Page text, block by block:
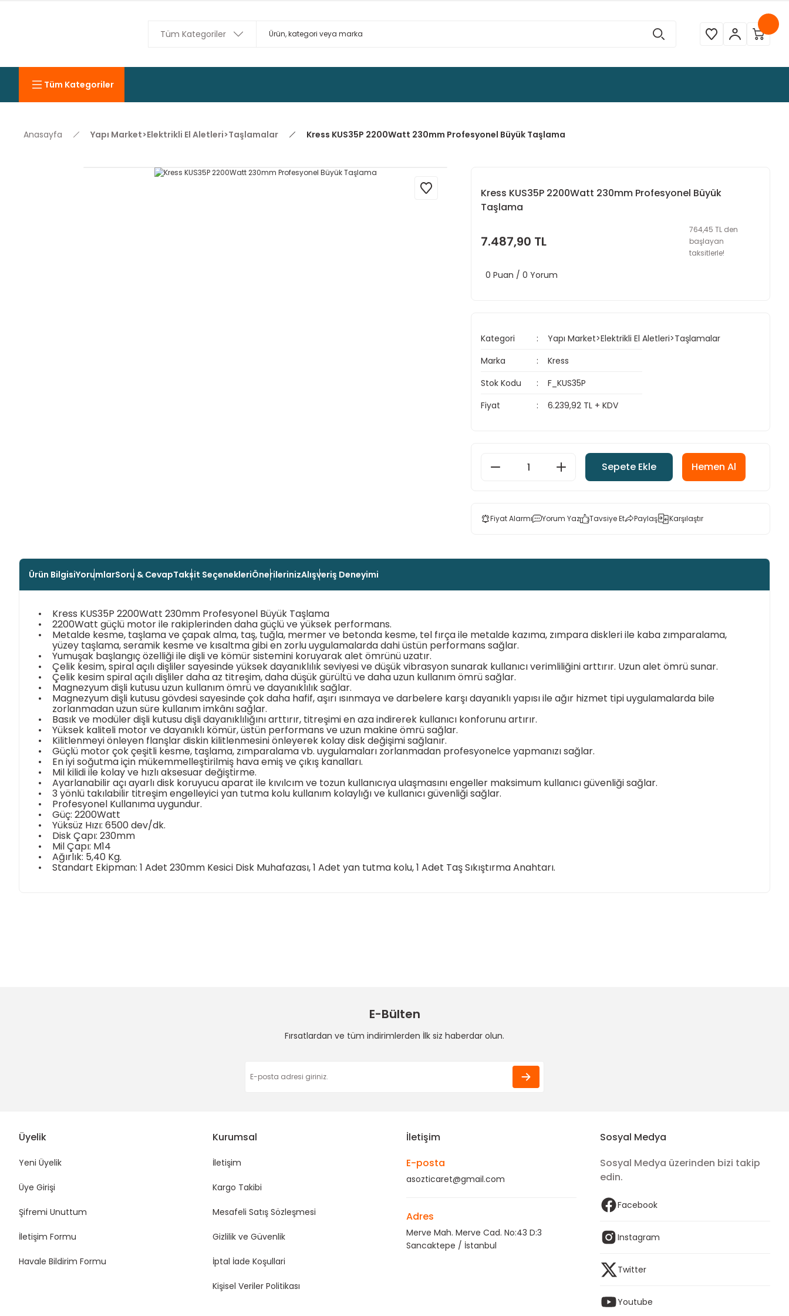
Tüm Kategoriler
Anasayfa Yapı Market>Elektrikli El Aletleri>Taşlamalar Kress KUS35P 2200Watt 230mm Profesyonel Büyük Taşlama
Kress KUS35P 2200Watt 230mm Profesyonel Büyük
Taşlama
7.487,90 TL
764,45 TL den
başlayan
taksitlerle!
0 Puan / 0 Yorum
Kategori
Yapı Market>Elektrikli El Aletleri>Taşlamalar
Marka
Kress
Stok Kodu
F_KUS35P
Fiyat
6.239,92 TL + KDV
Sepete Ekle Hemen Al
Fiyat Alarmı Yorum Yaz Tavsiye Et Paylaş Karşılaştır
Ürün BilgisiYorumlarSoru & CevapTaksit SeçenekleriÖnerilerinizAlışveriş Deneyimi
• Kress KUS35P 2200Watt 230mm Profesyonel Büyük Taşlama
• 2200Watt güçlü motor ile rakiplerinden daha güçlü ve yüksek performans.
• Metalde kesme, taşlama ve çapak alma, taş, tuğla, mermer ve betonda kesme, tel fırça ile metalde kazıma, zımpara diskleri ile kaba zımparalama,
yüzey taşlama, seramik kesme ve kısaltma gibi en zorlu uygulamalarda dahi üstün performans sağlar.
• Yumuşak başlangıç özelliği ile dişli ve kömür sistemini koruyarak alet ömrünü uzatır.
• Çelik kesim, spiral açılı dişliler sayesinde yüksek dayanıklılık seviyesi ve düşük vibrasyon sunarak kullanıcı verimliliğini arttırır. Uzun alet ömrü sunar.
• Çelik kesim spiral açılı dişliler daha az titreşim, daha düşük gürültü ve daha uzun kullanım ömrü sağlar.
• Magnezyum dişli kutusu uzun kullanım ömrü ve dayanıklılık sağlar.
• Magnezyum dişli kutusu gövdesi sayesinde çok daha hafif, aşırı ısınmaya ve darbelere karşı dayanıklı yapısı ile ağır hizmet tipi uygulamalarda bile
zorlanmadan uzun süre kullanım imkânı sağlar.
• Basık ve modüler dişli kutusu dişli dayanıklılığını arttırır, titreşimi en aza indirerek kullanıcı konforunu artırır.
• Yüksek kaliteli motor ve dayanıklı kömür, üstün performans ve uzun makine ömrü sağlar.
• Kilitlenmeyi önleyen flanşlar diskin kilitlenmesini önleyerek kolay disk değişimi sağlanır.
• Güçlü motor çok çeşitli kesme, taşlama, zımparalama vb. uygulamaları zorlanmadan profesyonelce yapmanızı sağlar.
• En iyi soğutma için mükemmelleştirilmiş hava emiş ve çıkış kanalları.
• Mil kilidi ile kolay ve hızlı aksesuar değiştirme.
• Ayarlanabilir açı ayarlı disk koruyucu aparat ile kıvılcım ve tozun kullanıcıya ulaşmasını engeller maksimum kullanıcı güvenliği sağlar.
• 3 yönlü takılabilir titreşim engelleyici yan tutma kolu kullanım kolaylığı ve kullanıcı güvenliği sağlar.
• Profesyonel Kullanıma uygundur.
• Güç: 2200Watt
• Yüksüz Hızı: 6500 dev/dk.
• Disk Çapı: 230mm
• Mil Çapı: M14
• Ağırlık: 5,40 Kg.
• Standart Ekipman: 1 Adet 230mm Kesici Disk Muhafazası, 1 Adet yan tutma kolu, 1 Adet Taş Sıkıştırma Anahtarı.
E-Bülten
Fırsatlardan ve tüm indirimlerden İlk siz haberdar olun.
Üyelik
Yeni Üyelik
Üye Girişi
Şifremi Unuttum
İletişim Formu
Havale Bildirim Formu
Kurumsal
İletişim
Kargo Takibi
Mesafeli Satış Sözleşmesi
Gizlilik ve Güvenlik
İptal İade Koşullari
Kişisel Veriler Politikası
İletişim
E-posta
asozticaret@gmail.com
Adres
Merve Mah. Merve Cad. No:43 D:3
Sancaktepe / İstanbul
Sosyal Medya
Sosyal Medya üzerinden bizi takip
edin.
Facebook
Instagram
Twitter
Youtube